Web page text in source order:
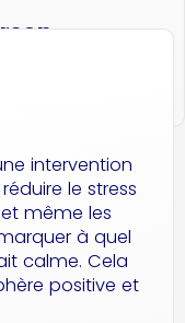
intervention
le stress
même les
à quel
calme. Cela
positive et